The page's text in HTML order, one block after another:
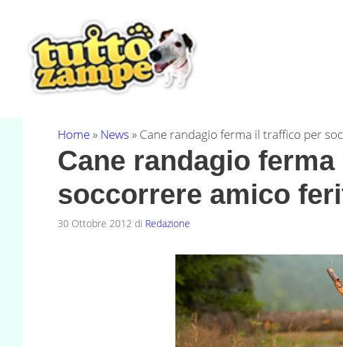
contenuto
Home» News » Cane randagio ferma il traffico per
Cane randagio
soccorrere amico
30 Ottobre 2012 di Redazione